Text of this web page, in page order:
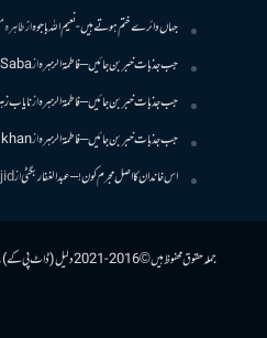
جہاں دائرے ختم ہوتے ہیں- نعیم اللہ باجوہازطاہرہ
جب جذبات خبر بن جائیں – فاطمۃالزہرہازSaba
جب جذبات خبر بن جائیں – فاطمۃالزہرہازنایاب
جب جذبات خبر بن جائیں – فاطمۃالزہرہاز
اس خاندان کا اصل مجرم کون! – عبدالغفار بگٹیاز
جملہ حقوق محفوظ ہیں © 2016-2021 دلیل (ڈاٹ پی کے)۔